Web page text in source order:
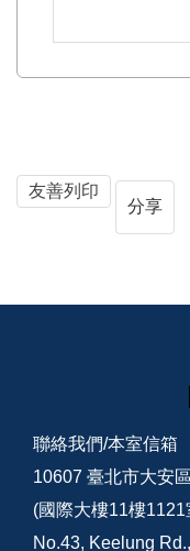
友善列印
分享
聯絡我們/本室信箱
10607 臺北市大安
(國際大樓11樓
No.43, Keelung